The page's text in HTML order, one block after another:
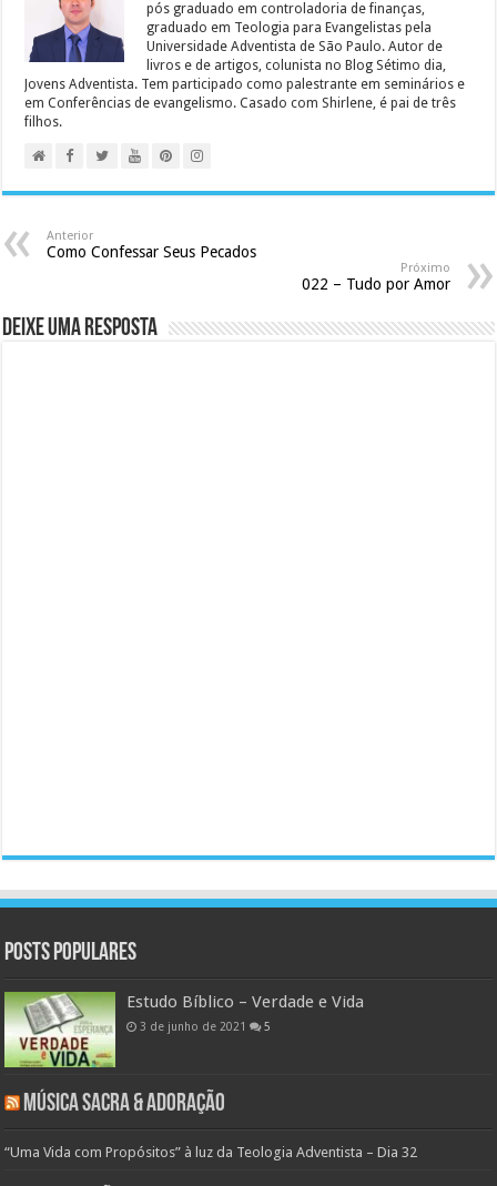
pós graduado em controladoria de finanças,
graduado em Teologia para Evangelistas pela
Universidade Adventista de São Paulo. Autor de
livros e de artigos, colunista no Blog Sétimo dia,
Jovens Adventista. Tem participado como palestrante em seminários e
em Conferências de evangelismo. Casado com Shirlene, é pai de três
filhos.
Anterior
Como Confessar Seus Pecados
Próximo
022 – Tudo por Amor
Deixe uma resposta
Posts populares
Estudo Bíblico – Verdade e Vida
3 de junho de 2021 5
Música Sacra & Adoração
“Uma Vida com Propósitos” à luz da Teologia Adventista – Dia 32